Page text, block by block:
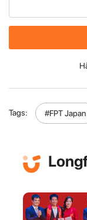
Tags: #FPT Japan